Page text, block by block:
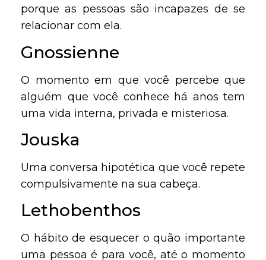
porque as pessoas são incapazes de se
relacionar com ela.
Gnossienne
O momento em que você percebe que
alguém que você conhece há anos tem
uma vida interna, privada e misteriosa.
Jouska
Uma conversa hipotética que você repete
compulsivamente na sua cabeça.
Lethobenthos
O hábito de esquecer o quão importante
uma pessoa é para você, até o momento